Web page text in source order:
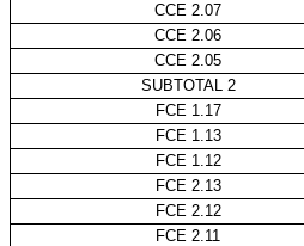
CCE 2.07
CCE 2.06
CCE 2.05
SUBTOTAL 2
FCE 1.17
FCE 1.13
FCE 1.12
FCE 2.13
FCE 2.12
FCE 2.11